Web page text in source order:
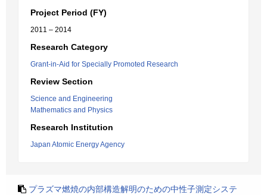
Project Period (FY)
2011 – 2014
Research Category
Grant-in-Aid for Specially Promoted Research
Review Section
Science and Engineering
Mathematics and Physics
Research Institution
Japan Atomic Energy Agency
プラズマ燃焼の内部構造解明のための中性子測定システ